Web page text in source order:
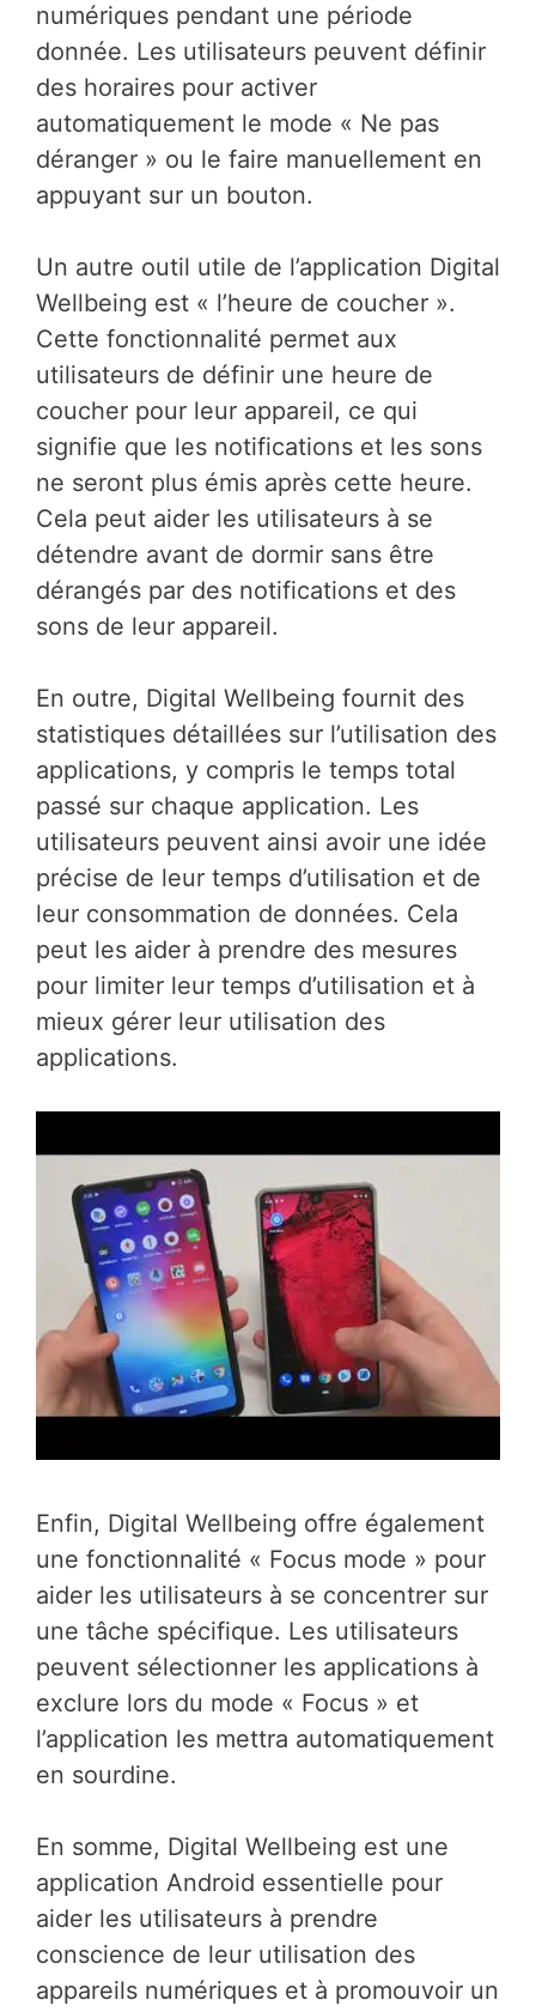
numériques pendant une période
donnée. Les utilisateurs peuvent définir
des horaires pour activer
automatiquement le mode « Ne pas
déranger » ou le faire manuellement en
appuyant sur un bouton.
Un autre outil utile de l’application Digital
Wellbeing est « l’heure de coucher ».
Cette fonctionnalité permet aux
utilisateurs de définir une heure de
coucher pour leur appareil, ce qui
signifie que les notifications et les sons
ne seront plus émis après cette heure.
Cela peut aider les utilisateurs à se
détendre avant de dormir sans être
dérangés par des notifications et des
sons de leur appareil.
En outre, Digital Wellbeing fournit des
statistiques détaillées sur l’utilisation des
applications, y compris le temps total
passé sur chaque application. Les
utilisateurs peuvent ainsi avoir une idée
précise de leur temps d’utilisation et de
leur consommation de données. Cela
peut les aider à prendre des mesures
pour limiter leur temps d’utilisation et à
mieux gérer leur utilisation des
applications.
Enfin, Digital Wellbeing offre également
une fonctionnalité « Focus mode » pour
aider les utilisateurs à se concentrer sur
une tâche spécifique. Les utilisateurs
peuvent sélectionner les applications à
exclure lors du mode « Focus » et
l’application les mettra automatiquement
en sourdine.
En somme, Digital Wellbeing est une
application Android essentielle pour
aider les utilisateurs à prendre
conscience de leur utilisation des
appareils numériques et à promouvoir un